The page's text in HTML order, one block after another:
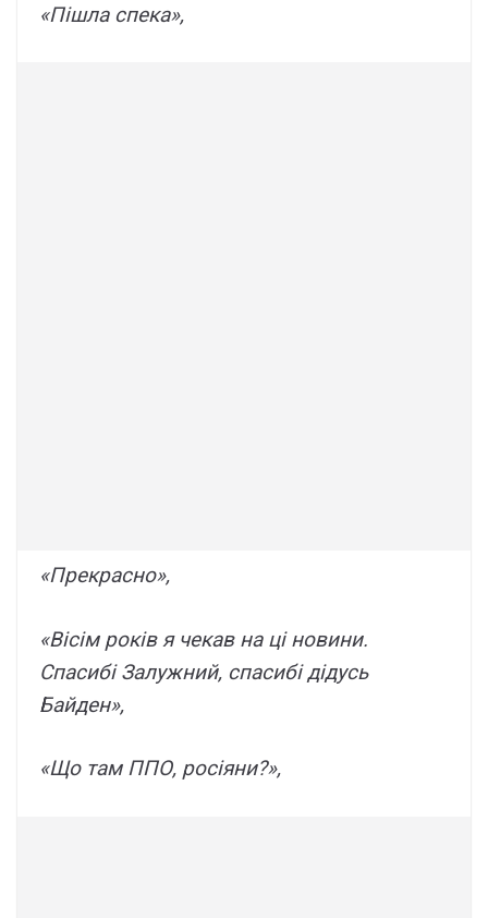
«Пішла спека»,
«Прекрасно»,
«Вісім років я чекав на ці новини.
Спасибі Залужний, спасибі дідусь
Байден»,
«Що там ППО, росіяни?»,